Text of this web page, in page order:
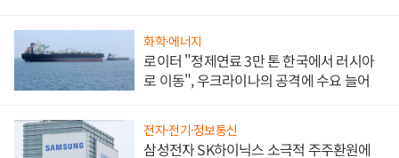
화학·에너지
로이터 "정제연료 3만 톤 한국에서 러시아
로 이동", 우크라이나의 공격에 수요 늘어
전자·전기·정보통신
삼성전자 SK하이닉스 소극적 주주환원에